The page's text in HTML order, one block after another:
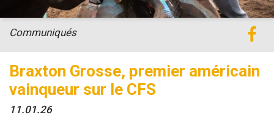
Braxton Grosse, premier américain
vainqueur sur le CFS
11.01.26
Communiqués